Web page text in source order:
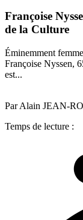
Françoise
de la Culture
Éminemment
Françoise Nyssen,
est...
Par Alain JEAN-
Temps de lecture :